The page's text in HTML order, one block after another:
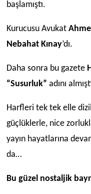
başlamıştı.
Kurucusu Avukat
Nebahat Kınay’dı.
Daha sonra bu gazete
“Susurluk” adını
Harfleri tek tek elle
güçlüklerle, nice
yayın hayatlarına
da…
Bu güzel nostaljik